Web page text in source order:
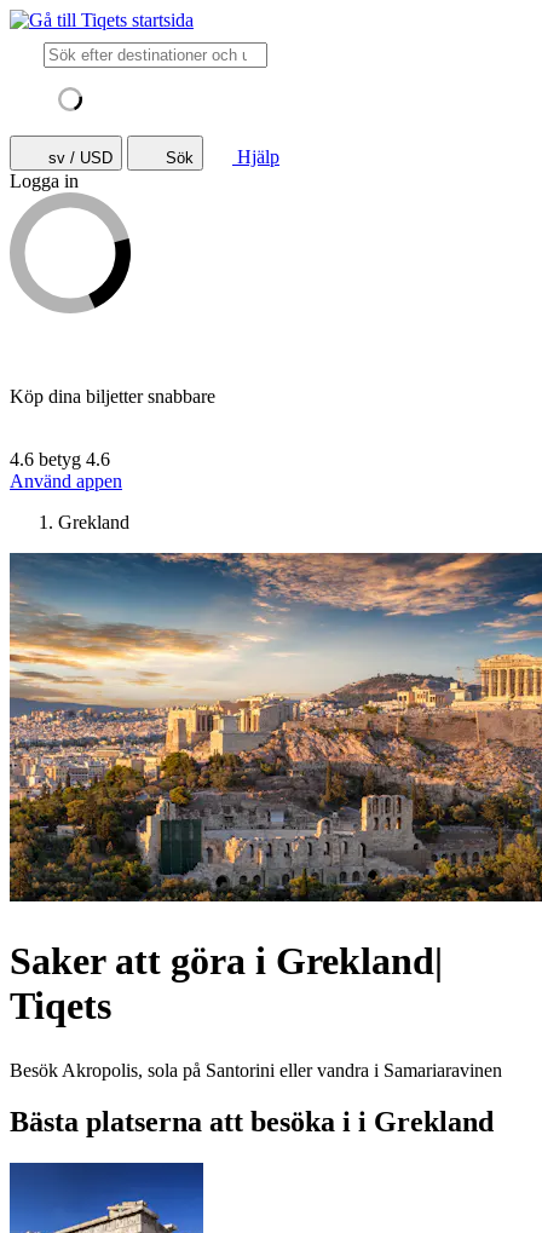
sv / USD Sök
Hjälp
Logga in
Köp dina biljetter snabbare
4.6 betyg 4.6
Använd appen
Grekland
Saker att göra i Grekland|
Tiqets
Besök Akropolis, sola på Santorini eller vandra i Samariaravinen
Bästa platserna att besöka i i Grekland